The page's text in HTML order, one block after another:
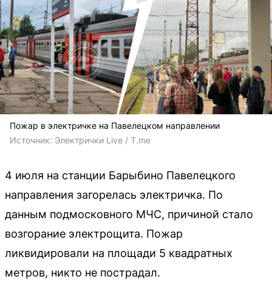
Пожар в электричке на Павелецком направлении
Источник: Электрички Live / T.me
4 июля на станции Барыбино Павелецкого
направления загорелась электричка. По
данным подмосковного МЧС, причиной стало
возгорание электрощита. Пожар
ликвидировали на площади 5 квадратных
метров, никто не пострадал.